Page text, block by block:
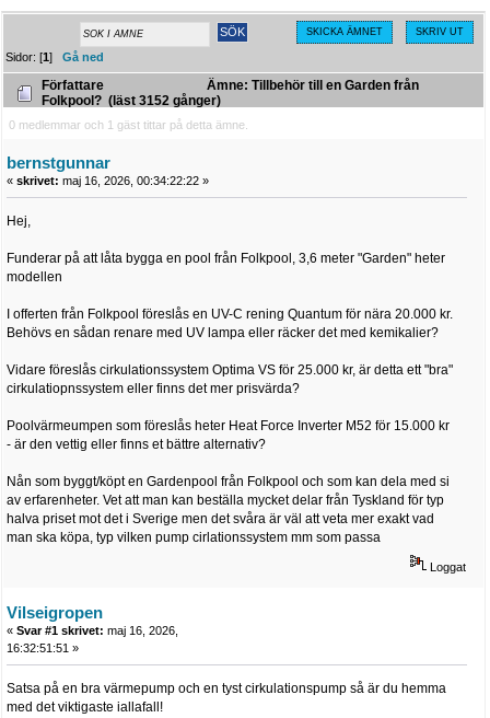
SKICKA ÄMNET SKRIV UT
Sidor: [1]Gå ned
Författare
Ämne: Tillbehör till en Garden från
Folkpool? (läst 3152 gånger)
0 medlemmar och 1 gäst tittar på detta ämne.
bernstgunnar
« skrivet: maj 16, 2026, 00:34:22:22 »
Hej,
Funderar på att låta bygga en pool från Folkpool, 3,6 meter "Garden" heter
modellen
I offerten från Folkpool föreslås en UV-C rening Quantum för nära 20.000 kr.
Behövs en sådan renare med UV lampa eller räcker det med kemikalier?
Vidare föreslås cirkulationssystem Optima VS för 25.000 kr, är detta ett "bra"
cirkulatiopnssystem eller finns det mer prisvärda?
Poolvärmeumpen som föreslås heter Heat Force Inverter M52 för 15.000 kr
- är den vettig eller finns et bättre alternativ?
Nån som byggt/köpt en Gardenpool från Folkpool och som kan dela med si
av erfarenheter. Vet att man kan beställa mycket delar från Tyskland för typ
halva priset mot det i Sverige men det svåra är väl att veta mer exakt vad
man ska köpa, typ vilken pump cirlationssystem mm som passa
Loggat
Vilseigropen
« Svar #1 skrivet: maj 16, 2026,
16:32:51:51 »
Satsa på en bra värmepump och en tyst cirkulationspump så är du hemma
med det viktigaste iallafall!